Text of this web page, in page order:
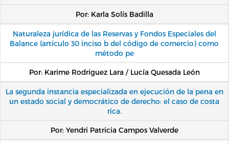
Por: Karla Solís Badilla
Naturaleza jurídica de las Reservas y Fondos Especiales del
Balance (artículo 30 inciso b del código de comercio) como
método pe
Por: Karime Rodríguez Lara / Lucía Quesada León
La segunda instancia especializada en ejecución de la pena en
un estado social y democrático de derecho: el caso de costa
rica.
Por: Yendri Patricia Campos Valverde